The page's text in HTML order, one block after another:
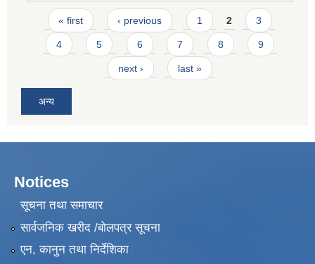
Pages
« first ‹ previous 1 2 3
4 5 6 7 8 9
next › last »
अन्य
Notices
सूचना तथा समाचार
सार्वजनिक खरीद /बोलपत्र सूचना
एन, कानुन तथा निर्देशिका